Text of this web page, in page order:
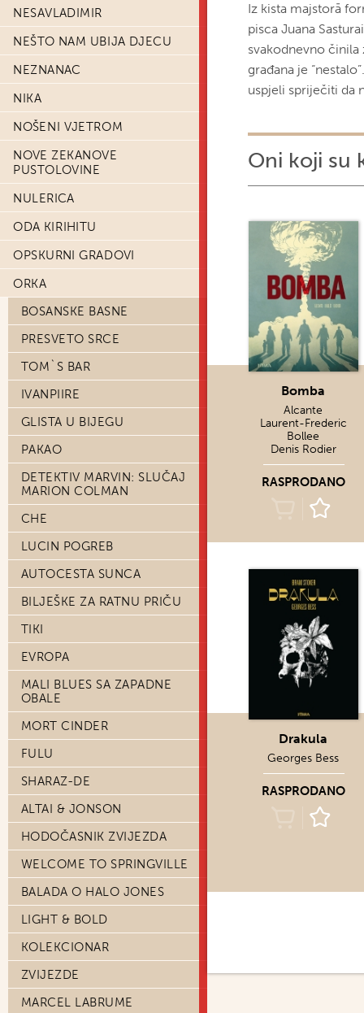
NESAVLADIMIR
NEŠTO NAM UBIJA DJECU
NEZNANAC
NIKA
NOŠENI VJETROM
NOVE ZEKANOVE
PUSTOLOVINE
NULERICA
ODA KIRIHITU
OPSKURNI GRADOVI
ORKA
BOSANSKE BASNE
PRESVETO SRCE
TOM`S BAR
IVANPIIRE
GLISTA U BIJEGU
PAKAO
DETEKTIV MARVIN: SLUČAJ
MARION COLMAN
CHE
LUCIN POGREB
AUTOCESTA SUNCA
BILJEŠKE ZA RATNU PRIČU
TIKI
EVROPA
MALI BLUES SA ZAPADNE
OBALE
MORT CINDER
FULU
SHARAZ-DE
ALTAI & JONSON
HODOČASNIK ZVIJEZDA
WELCOME TO SPRINGVILLE
BALADA O HALO JONES
LIGHT & BOLD
KOLEKCIONAR
ZVIJEZDE
MARCEL LABRUME
Iz kista majstorā
pisca Juana
svakodnevno
građana je
uspjeli spriječiti da
Oni koji su
Bomba
Alcante
Laurent-Frederic
Bollee
Denis Rodier
RASPRODANO
Drakula
Georges Bess
RASPRODANO